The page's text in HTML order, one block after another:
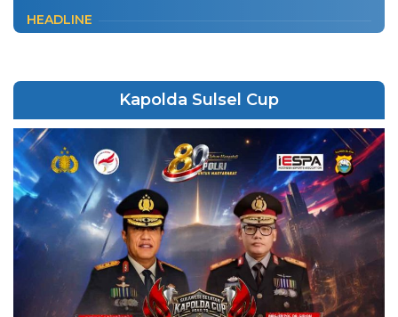
HEADLINE
Kapolda Sulsel Cup